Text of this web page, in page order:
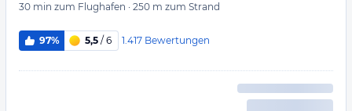
30 min zum Flughafen · 250 m zum Strand
97% 5,5 / 6 1.417 Bewertungen